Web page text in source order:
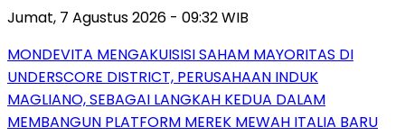
Jumat, 7 Agustus 2026 - 09:32 WIB
MONDEVITA MENGAKUISISI SAHAM MAYORITAS DI
UNDERSCORE DISTRICT, PERUSAHAAN INDUK
MAGLIANO, SEBAGAI LANGKAH KEDUA DALAM
MEMBANGUN PLATFORM MEREK MEWAH ITALIA BARU